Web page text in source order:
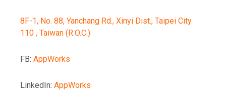
8F-1, No. 88, Yanchang Rd., Xinyi Dist., Taipei City
110 , Taiwan (R.O.C.)
FB: AppWorks
LinkedIn: AppWorks